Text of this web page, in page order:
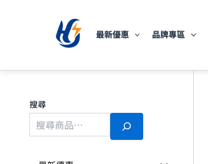
內
最新優惠 品牌專區
搜尋